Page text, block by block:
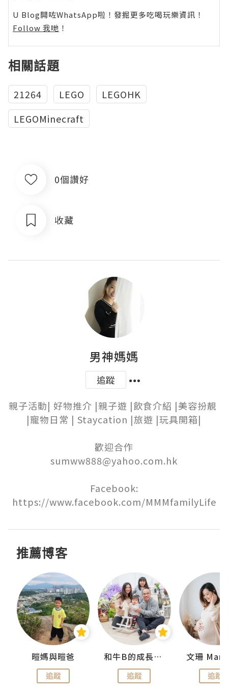
U Blog開咗WhatsApp啦！發掘更多吃喝玩樂資訊！
Follow 我哋 ！
相關話題
21264 LEGO
LEGOHK
LEGOMinecraft
0個讚好
收藏
男神媽媽
追蹤
親子活動| 好物推介 |親子遊 |飲食介紹 |美容扮靚
|寵物日常 | Staycation |旅遊 |玩具開箱|
歡迎合作
sumww888@yahoo.com.hk
Facebook:
https://www.facebook.com/MMMfamilyLife
推薦博客
暟媽與暟爸
追蹤
和牛B的成長日記
追蹤
文珊
追蹤